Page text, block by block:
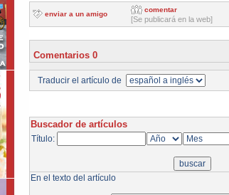
enviar a un amigo
comentar
[Se publicará en la web]
Comentarios 0
Traducir el artículo de
Buscador de artículos
Título:
En el texto del artículo